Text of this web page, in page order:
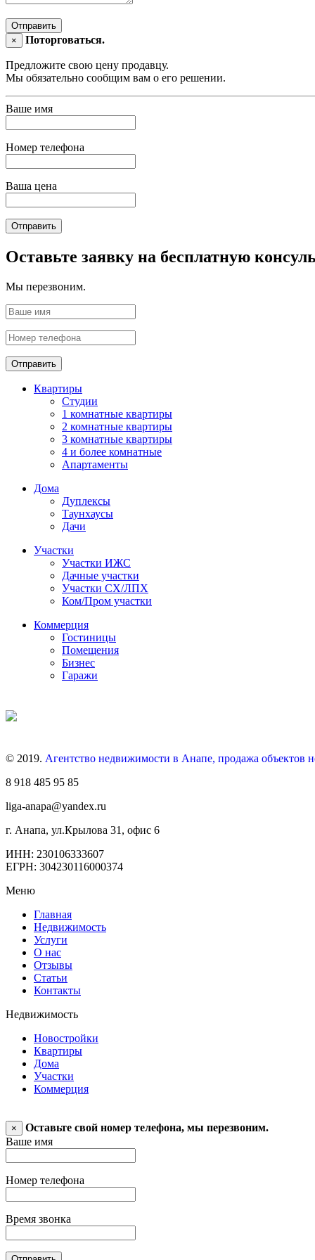
Отправить
×
Поторговаться.
Предложите свою цену продавцу.
Мы обязательно сообщим вам о его решении.
Ваше имя
Номер телефона
Ваша цена
Отправить
Оставьте заявку на бесплатную
Мы перезвоним.
Отправить
Квартиры
Студии
1 комнатные квартиры
2 комнатные квартиры
3 комнатные квартиры
4 и более комнатные
Апартаменты
Дома
Дуплексы
Таунхаусы
Дачи
Участки
Участки ИЖС
Дачные участки
Участки СХ/ЛПХ
Ком/Пром участки
Коммерция
Гостиницы
Помещения
Бизнес
Гаражи
© 2019. Агентство недвижимости в Анапе, продажа объектов
8 918 485 95 85
liga-anapa@yandex.ru
г. Анапа, ул.Крылова 31, офис 6
ИНН: 230106333607
ЕГРН: 304230116000374
Меню
Главная
Недвижимость
Услуги
О нас
Отзывы
Статьи
Контакты
Недвижимость
Новостройки
Квартиры
Дома
Участки
Коммерция
×
Оставьте свой номер телефона, мы перезвоним.
Ваше имя
Номер телефона
Время звонка